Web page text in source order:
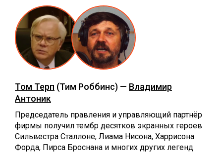
Том Терп (Тим Роббинс) — Владимир
Антоник
Председатель правления и управляющий партнёр
фирмы получил тембр десятков экранных героев
Сильвестра Сталлоне, Лиама Нисона, Харрисона
Форда, Пирса Броснана и многих других легенд